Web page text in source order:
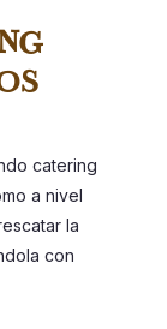
catering
a nivel
la
con